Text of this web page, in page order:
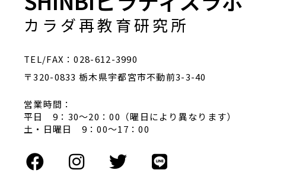
カラダ再教育研究所
TEL/FAX：028-612-3990
〒320-0833 栃木県宇都宮市不動前3-3-40
営業時間：
平日 9：30～20：00（曜日により異なります）
土・日曜日 9：00～17：00